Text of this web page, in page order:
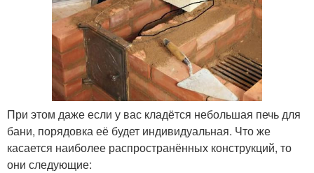
При этом даже если у вас кладётся небольшая печь для
бани, порядовка её будет индивидуальная. Что же
касается наиболее распространённых конструкций, то
они следующие: